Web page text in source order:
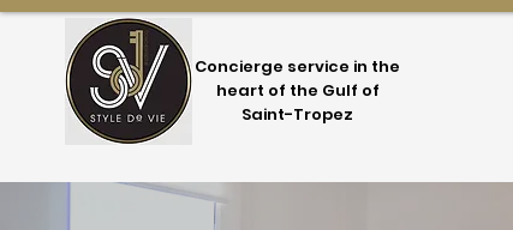
Concierge service in the
heart of the Gulf of
Saint-Tropez